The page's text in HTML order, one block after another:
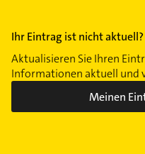
Ihr Eintrag ist nicht aktuell?
Aktualisieren Sie Ihren
Informationen aktuell und
Meinen